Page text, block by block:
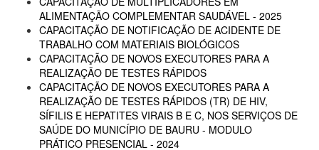
ALIMENTAÇÃO COMPLEMENTAR SAUDÁVEL - 2025
CAPACITAÇÃO DE NOTIFICAÇÃO DE ACIDENTE DE
TRABALHO COM MATERIAIS BIOLÓGICOS
CAPACITAÇÃO DE NOVOS EXECUTORES PARA A
REALIZAÇÃO DE TESTES RÁPIDOS
CAPACITAÇÃO DE NOVOS EXECUTORES PARA A
REALIZAÇÃO DE TESTES RÁPIDOS (TR) DE HIV,
SÍFILIS E HEPATITES VIRAIS B E C, NOS SERVIÇOS DE
SAÚDE DO MUNICÍPIO DE BAURU - MODULO
PRÁTICO PRESENCIAL - 2024